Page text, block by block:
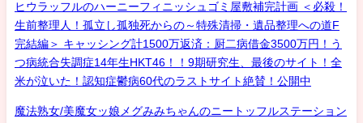
ヒウラッフルのハーニーフィニッシュゴミ屋敷補完計画 ＜必殺！
生前整理人！孤立し孤独死からの～特殊清掃・遺品整理への道F
完結編＞ キャッシング計1500万返済：厨二病借金3500万円！う
つ病統合失調症14年生HKT46！！9期研究生、最後のサイト！全
米が泣いた！認知症鬱病60代のラストサイト絶賛！公開中
魔法熟女/美魔女ッ娘メグみみちゃんのニートッフルステーション